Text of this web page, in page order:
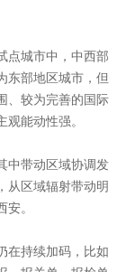
点城市中，中西部
东部地区城市，但
、较为完善的国际
能动性强。
中带动区域协调发
从区域辐射带动明
。
在持续加码，比如